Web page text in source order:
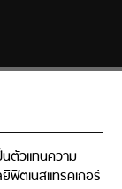
ตัวแทนความ
ฟิตเนสแทรคเกอร์